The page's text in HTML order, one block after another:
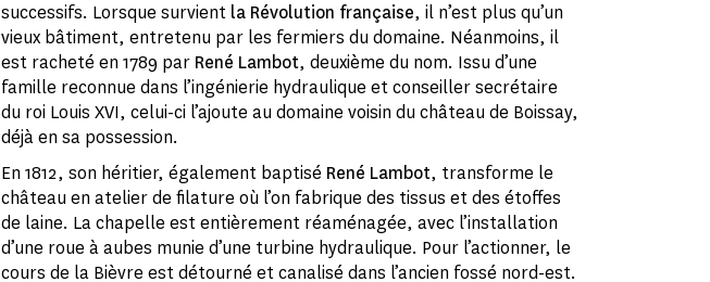
successifs. Lorsque survient la Révolution française, il n’est plus qu’un
vieux bâtiment, entretenu par les fermiers du domaine. Néanmoins, il
est racheté en 1789 par René Lambot, deuxième du nom. Issu d’une
famille reconnue dans l’ingénierie hydraulique et conseiller secrétaire
du roi Louis XVI, celui-ci l’ajoute au domaine voisin du château de Boissay,
déjà en sa possession.
En 1812, son héritier, également baptisé René Lambot, transforme le
château en atelier de filature où l’on fabrique des tissus et des étoffes
de laine. La chapelle est entièrement réaménagée, avec l’installation
d’une roue à aubes munie d’une turbine hydraulique. Pour l’actionner, le
cours de la Bièvre est détourné et canalisé dans l’ancien fossé nord-est.